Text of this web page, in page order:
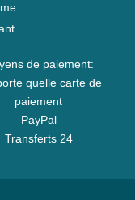
de paiement:
quelle carte de
paiement
PayPal
Transferts 24